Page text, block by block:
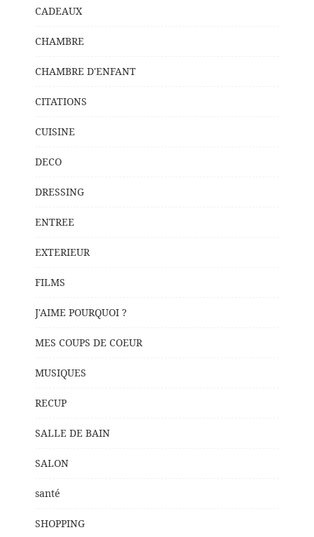
CADEAUX
CHAMBRE
CHAMBRE D'ENFANT
CITATIONS
CUISINE
DECO
DRESSING
ENTREE
EXTERIEUR
FILMS
J'AIME POURQUOI ?
MES COUPS DE COEUR
MUSIQUES
RECUP
SALLE DE BAIN
SALON
santé
SHOPPING